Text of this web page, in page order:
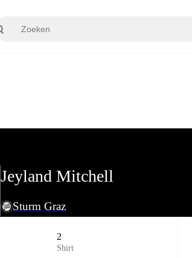
Jeyland Mitchell
Sturm Graz
2
Shirt